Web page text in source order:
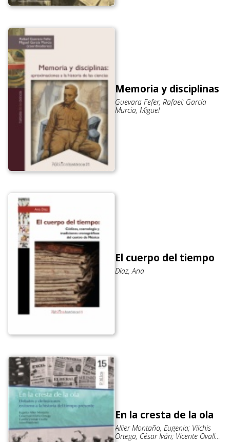
Memoria y disciplinas
Guevara Fefer, Rafael; García
Murcia, Miguel
El cuerpo del tiempo
Díaz, Ana
En la cresta de la ola
Allier Montaño, Eugenia; Vilchis
Ortega, César Iván; Vicente Ovalle,